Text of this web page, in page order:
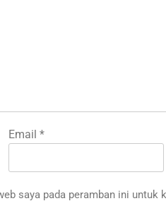
Email *
saya pada peramban ini untuk